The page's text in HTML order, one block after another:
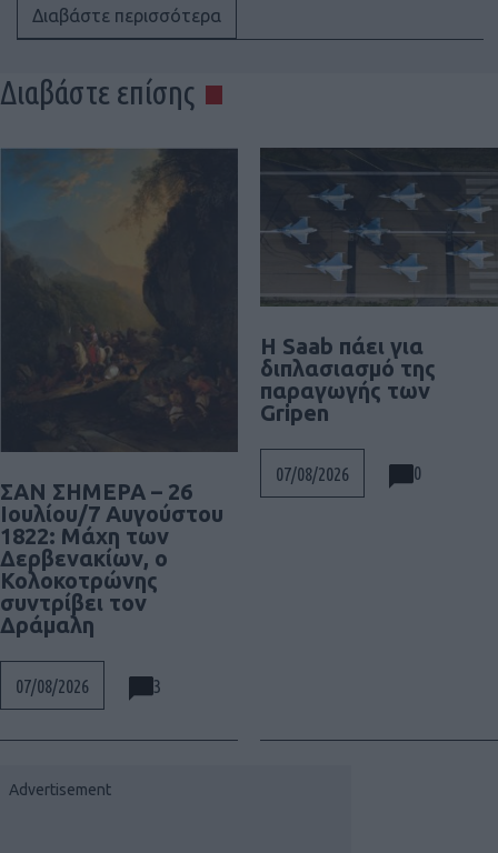
Διαβάστε περισσότερα
Διαβάστε επίσης
ΣΑΝ ΣΗΜΕΡΑ – 26
Ιουλίου/7 Αυγούστου
1822: Μάχη των
Δερβενακίων, ο
Κολοκοτρώνης
συντρίβει τον
Δράμαλη
07/08/2026 3
H Saab πάει για
διπλασιασμό της
παραγωγής των
Gripen
07/08/2026 0